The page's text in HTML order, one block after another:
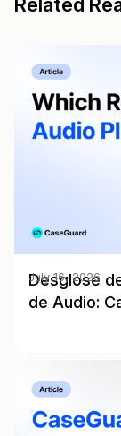
Desglose
de Audio:
July 16, 2026